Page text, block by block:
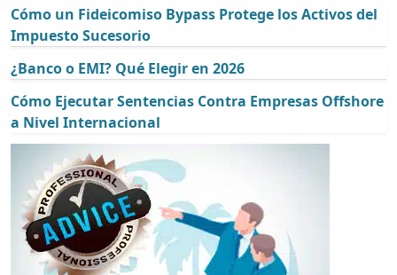
Cómo un Fideicomiso Bypass Protege los Activos del
Impuesto Sucesorio
¿Banco o EMI? Qué Elegir en 2026
Cómo Ejecutar Sentencias Contra Empresas Offshore
a Nivel Internacional